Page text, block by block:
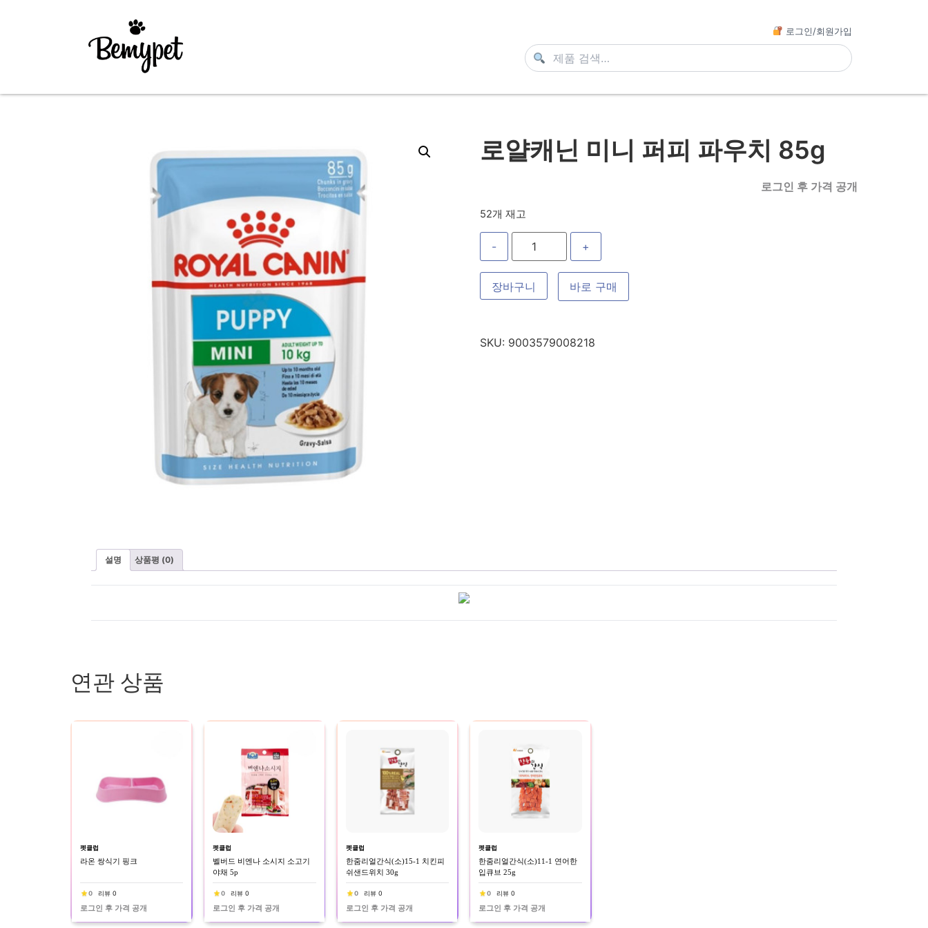
로그인/회원가입
로얄캐닌 미니 퍼피 파우치 85g
로그인 후 가격 공개
52개 재고
- +
장바구니 바로 구매
SKU: 9003579008218
설명 상품평 (0)
연관 상품
펫클럽
라온 쌍식기 핑크
0 리뷰 0
로그인 후 가격 공개
펫클럽
벨버드 비엔나 소시지 소고기
야채 5p
0 리뷰 0
로그인 후 가격 공개
펫클럽
한줌리얼간식(소)15-1 치킨피
쉬샌드위치 30g
0 리뷰 0
로그인 후 가격 공개
펫클럽
한줌리얼간식(소)11-1 연어한
입큐브 25g
0 리뷰 0
로그인 후 가격 공개